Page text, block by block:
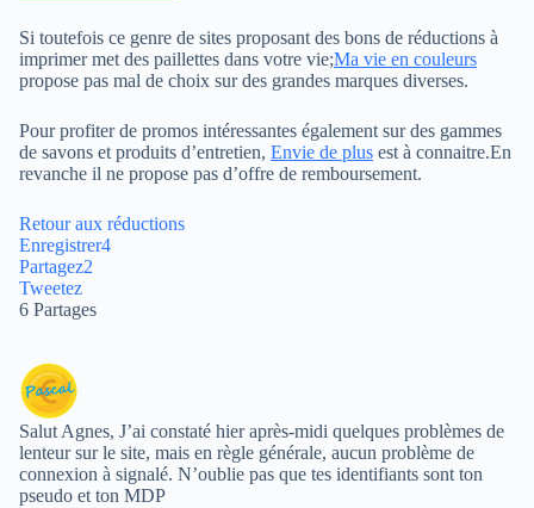
Si toutefois ce genre de sites proposant des bons de réductions à
imprimer met des paillettes dans votre vie;Ma vie en couleurs
propose pas mal de choix sur des grandes marques diverses.
Pour profiter de promos intéressantes également sur des gammes
de savons et produits d’entretien, Envie de plus est à connaitre.En
revanche il ne propose pas d’offre de remboursement.
Retour aux réductions
Enregistrer4
Partagez2
Tweetez
6 Partages
Salut Agnes, J’ai constaté hier après-midi quelques problèmes de
lenteur sur le site, mais en règle générale, aucun problème de
connexion à signalé. N’oublie pas que tes identifiants sont ton
pseudo et ton MDP